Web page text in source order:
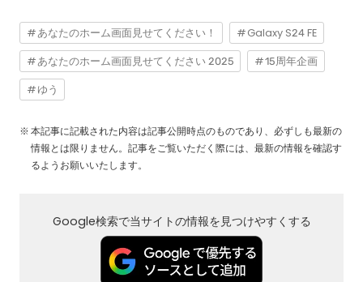
あなたのホーム画面見せてください！ Galaxy S24 FE
あなたのホーム画面見せてください 2025 15周年企画
ゆう
本記事に記載された内容は記事公開時点のものであり、必ずしも最新の
情報とは限りません。記事をご覧いただく際には、最新の情報を確認す
るようお願いいたします。
Google検索で当サイトの情報を見つけやすくする